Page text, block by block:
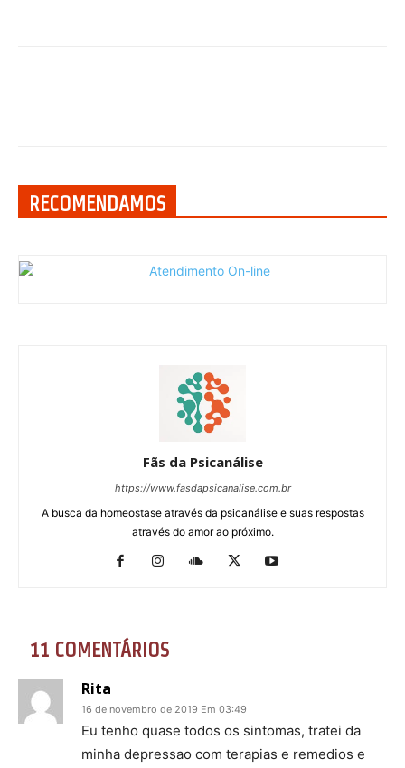
RECOMENDAMOS
Fãs da Psicanálise
https://www.fasdapsicanalise.com.br
A busca da homeostase através da psicanálise e suas respostas
através do amor ao próximo.
11 COMENTÁRIOS
Rita
16 de novembro de 2019 Em 03:49
Eu tenho quase todos os sintomas, tratei da
minha depressao com terapias e remedios e